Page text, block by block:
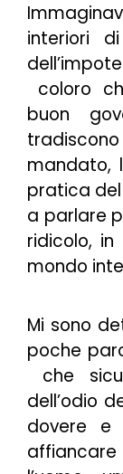
interiori
coloro
buon
mandato,
pratica
a parlare
ridicolo,
mondo
Mi sono
poche
che
dell’odio
dovere